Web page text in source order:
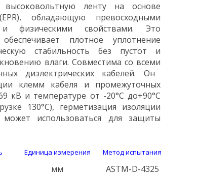
высоковольтную лентунаоснове
(EPR), обладающую
превосходными
и физическими свойствами.
Это
обеспечивает плотное уплотнение
стабильность без пустот
и
влаги. Совместима со всеми
диэлектрических кабелей.
Он
клемм кабеля и
промежуточных
кВ и температуре от -20°C до+90°C
130°C), герметизация изоляции
может использоваться для
защиты
Единица измерения Метод испытания
мм ASTM-D-4325